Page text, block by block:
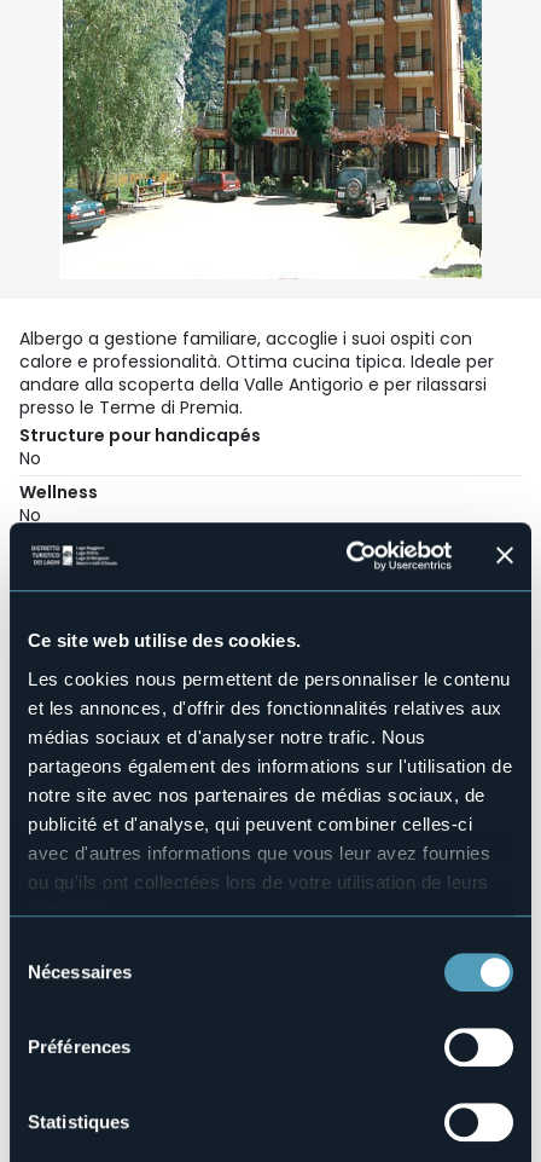
Ce site web utilise des cookies.
Les cookies nous permettent de personnaliser le contenu
et les annonces, d'offrir des fonctionnalités relatives aux
médias sociaux et d'analyser notre trafic. Nous
partageons également des informations sur l'utilisation de
notre site avec nos partenaires de médias sociaux, de
publicité et d'analyse, qui peuvent combiner celles-ci
avec d'autres informations que vous leur avez fournies
ou qu'ils ont collectées lors de votre utilisation de leurs
services.
manière de les gérer et de les supprimer,
cliquez ici
Nécessaires
Préférences
Statistiques
Albergo a gestione familiare, accoglie i suoi ospiti con
calore e professionalità. Ottima cucina tipica. Ideale per
andare alla scoperta della Valle Antigorio e per rilassarsi
presso le Terme di Premia.
Structure pour handicapés
No
Wellness
No
Salles de conférences
No
No
Sì
Nombres de chambres
27
Nombres de lits
54
E-mail
info@alberghiminoli.it
Site Internet
http://www.alberghiminoli.it
+39 0324 62478 / +39 0324 62020